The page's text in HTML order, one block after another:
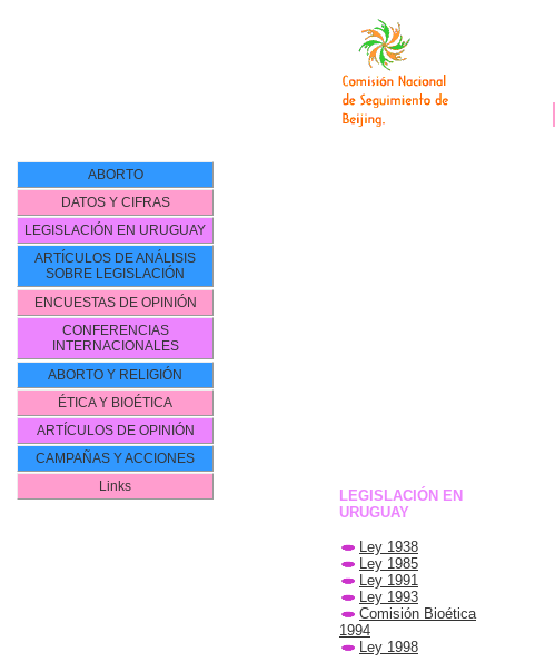
ABORTO
DATOS Y CIFRAS
LEGISLACIÓN EN URUGUAY
ARTÍCULOS DE ANÁLISIS
SOBRE LEGISLACIÓN
ENCUESTAS DE OPINIÓN
CONFERENCIAS
INTERNACIONALES
ABORTO Y RELIGIÓN
ÉTICA Y BIOÉTICA
ARTÍCULOS DE OPINIÓN
CAMPAÑAS Y ACCIONES
Links
LEGISLACIÓN EN
URUGUAY
Ley 1938
Ley 1985
Ley 1991
Ley 1993
Comisión Bioética
1994
Ley 1998